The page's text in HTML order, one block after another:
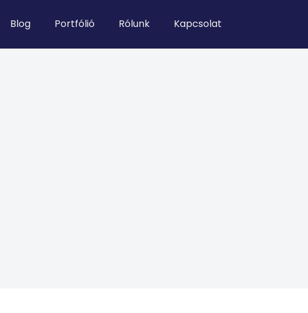
Blog Portfólió Rólunk Kapcsolat